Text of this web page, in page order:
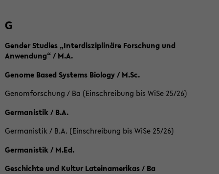
G
Gender Studies „Interdisziplinäre Forschung und
Anwendung“ / M.A.
Genome Based Systems Biology / M.Sc.
Genomforschung / Ba (Einschreibung bis WiSe 25/26)
Germanistik / B.A.
Germanistik / B.A. (Einschreibung bis WiSe 25/26)
Germanistik / M.Ed.
Geschichte und Kultur Lateinamerikas / Ba